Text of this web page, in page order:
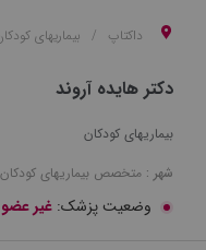
داکتاپ بیماریهای
دکتر هایده آروند
بیماریهای کودکان
شهر : متخصص بیماریهای کودکان
وضعیت پزشک: غیر عضو